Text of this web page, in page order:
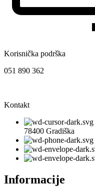
Korisnička podrška
051 890 362
Kontakt
78400 Gradiška
Informacije